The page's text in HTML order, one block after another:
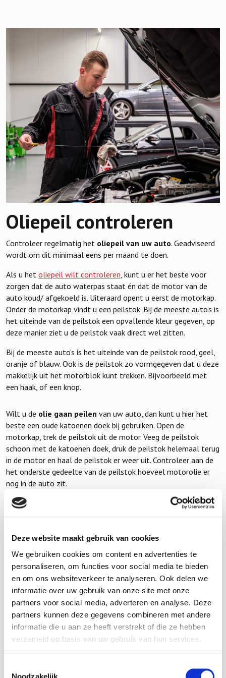
Deze website maakt gebruik van cookies
We gebruiken cookies om content en advertenties te
personaliseren, om functies voor social media te bieden
en om ons websiteverkeer te analyseren. Ook delen we
informatie over uw gebruik van onze site met onze
partners voor social media, adverteren en analyse. Deze
partners kunnen deze gegevens combineren met andere
informatie die u aan ze heeft verstrekt of die ze hebben
verzameld op basis van uw gebruik van hun services.
Oliepeil controleren
Controleer regelmatig het oliepeil van uw auto. Geadviseerd
wordt om dit minimaal eens per maand te doen.
Als u het oliepeil wilt controleren , kunt u er het beste voor
zorgen dat de auto waterpas staat én dat de motor van de
auto koud/ afgekoeld is. Uiteraard opent u eerst de motorkap.
Onder de motorkap vindt u een peilstok. Bij de meeste auto’s is
het uiteinde van de peilstok een opvallende kleur gegeven, op
deze manier ziet u de peilstok vaak direct wel zitten.
Bij de meeste auto’s is het uiteinde van de peilstok rood, geel,
oranje of blauw. Ook is de peilstok zo vormgegeven dat u deze
makkelijk uit het motorblok kunt trekken. Bijvoorbeeld met
een haak, of een knop.
Wilt u de olie gaan peilen van uw auto, dan kunt u hier het
beste een oude katoenen doek bij gebruiken. Open de
motorkap, trek de peilstok uit de motor. Veeg de peilstok
schoon met de katoenen doek, druk de peilstok helemaal terug
in de motor en haal de peilstok er weer uit. Controleer aan de
het onderste gedeelte van de peilstok hoeveel motorolie er
nog in de auto zit.
Aan het onderste deel van de peilstok vind u vaak twee
streepjes, het onderste streepje geeft aan hoeveel olie er
hoeveel olie er maximaal in de auto mag zitten. Zit er olie aan
de peilstok en zit dit tussen de min en de max? Dan zit er een
juiste hoeveelheid motorolie in de auto.